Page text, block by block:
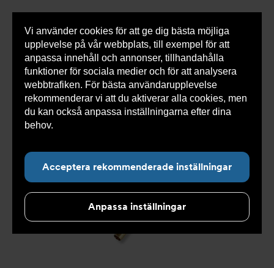
Vi använder cookies för att ge dig bästa möjliga
upplevelse på vår webbplats, till exempel för att
anpassa innehåll och annonser, tillhandahålla
funktioner för sociala medier och för att analysera
webbtrafiken. För bästa användarupplevelse
rekommenderar vi att du aktiverar alla cookies, men
du kan också anpassa inställningarna efter dina
behov.
Acceptera rekommenderade inställningar
Anpassa inställningar
0 varorSnabborder
Du
här:
Armatec > Produkter > Kyla > Slang >
Slang
OXY
> Slang OXY AT 5745- >
Slang OXY Inv. x Slät. AT
5745-W44339810